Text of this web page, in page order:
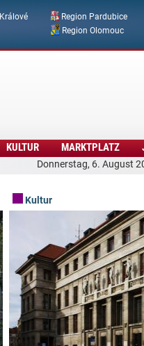
Region Pardubice
Region Olomouc
Donnerstag, 6. August
KULTUR MARKTPLATZ
Kultur